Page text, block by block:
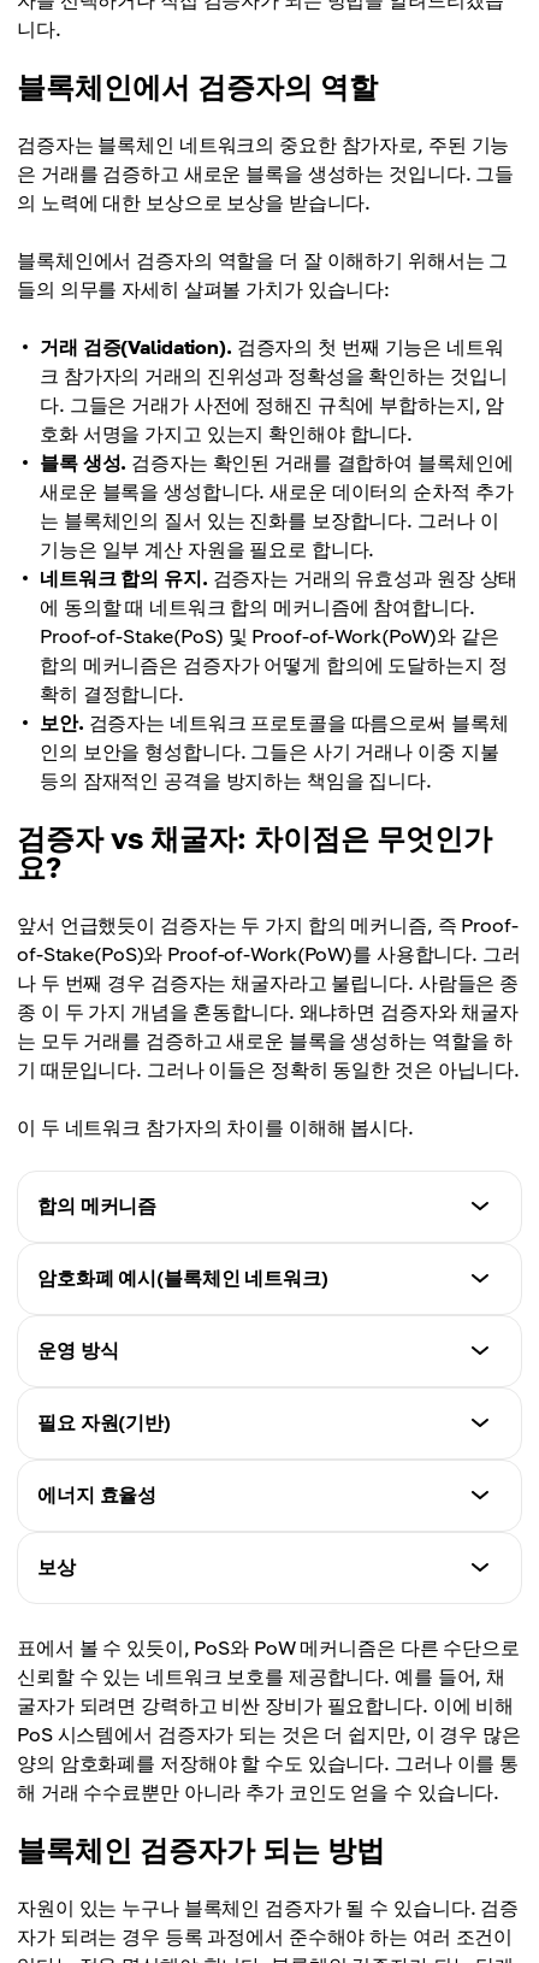
니다.
블록체인에서 검증자의 역할
검증자는 블록체인 네트워크의 중요한 참가자로, 주된 기능
은 거래를 검증하고 새로운 블록을 생성하는 것입니다. 그들
의 노력에 대한 보상으로 보상을 받습니다.
블록체인에서 검증자의 역할을 더 잘 이해하기 위해서는 그
들의 의무를 자세히 살펴볼 가치가 있습니다:
거래 검증(Validation). 검증자의 첫 번째 기능은 네트워
크 참가자의 거래의 진위성과 정확성을 확인하는 것입니
다. 그들은 거래가 사전에 정해진 규칙에 부합하는지, 암
호화 서명을 가지고 있는지 확인해야 합니다.
블록 생성. 검증자는 확인된 거래를 결합하여 블록체인에
새로운 블록을 생성합니다. 새로운 데이터의 순차적 추가
는 블록체인의 질서 있는 진화를 보장합니다. 그러나 이
기능은 일부 계산 자원을 필요로 합니다.
네트워크 합의 유지. 검증자는 거래의 유효성과 원장 상태
에 동의할 때 네트워크 합의 메커니즘에 참여합니다.
Proof-of-Stake(PoS) 및 Proof-of-Work(PoW)와 같은
합의 메커니즘은 검증자가 어떻게 합의에 도달하는지 정
확히 결정합니다.
보안. 검증자는 네트워크 프로토콜을 따름으로써 블록체
인의 보안을 형성합니다. 그들은 사기 거래나 이중 지불
등의 잠재적인 공격을 방지하는 책임을 집니다.
검증자 vs 채굴자: 차이점은 무엇인가
요?
앞서 언급했듯이 검증자는 두 가지 합의 메커니즘, 즉 Proof-
of-Stake(PoS)와 Proof-of-Work(PoW)를 사용합니다. 그러
나 두 번째 경우 검증자는 채굴자라고 불립니다. 사람들은 종
종 이 두 가지 개념을 혼동합니다. 왜냐하면 검증자와 채굴자
는 모두 거래를 검증하고 새로운 블록을 생성하는 역할을 하
기 때문입니다. 그러나 이들은 정확히 동일한 것은 아닙니다.
이 두 네트워크 참가자의 차이를 이해해 봅시다.
합의 메커니즘
검증자
채굴자
암호화폐 예시(블록체인 네트워크)
검증자
채굴자
운영 방식
검증자
수학 문제를 해결하는 경쟁에서 승자가 새로운 블록을
필요 자원(기반)
검증자
채굴자
에너지 효율성
검증자
채굴자
컴퓨팅 파워와 특수 장비로 인해 높은 에너지 소비 필요
보상
거래 수수료, 때때로 추가 네트워크 코인; 보상은 스테
이킹에 따라 모든 검증자에게 분배됨
채굴자
새로운 블록 거래의 거래 수수료; 보상은 채굴된 코인의
형태
표에서 볼 수 있듯이, PoS와 PoW 메커니즘은 다른 수단으로
신뢰할 수 있는 네트워크 보호를 제공합니다. 예를 들어, 채
굴자가 되려면 강력하고 비싼 장비가 필요합니다. 이에 비해
PoS 시스템에서 검증자가 되는 것은 더 쉽지만, 이 경우 많은
양의 암호화폐를 저장해야 할 수도 있습니다. 그러나 이를 통
해 거래 수수료뿐만 아니라 추가 코인도 얻을 수 있습니다.
블록체인 검증자가 되는 방법
자원이 있는 누구나 블록체인 검증자가 될 수 있습니다. 검증
자가 되려는 경우 등록 과정에서 준수해야 하는 여러 조건이